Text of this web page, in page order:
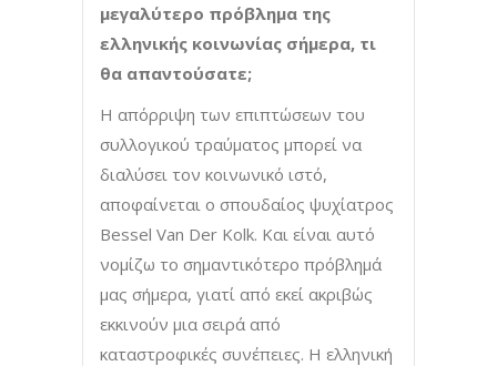
μεγαλύτερο πρόβλημα της
ελληνικής κοινωνίας σήμερα, τι
θα απαντούσατε;
Η απόρριψη των επιπτώσεων του
συλλογικού τραύματος μπορεί να
διαλύσει τον κοινωνικό ιστό,
αποφαίνεται ο σπουδαίος ψυχίατρος
Bessel Van Der Kolk. Και είναι αυτό
νομίζω το σημαντικότερο πρόβλημά
μας σήμερα, γιατί από εκεί ακριβώς
εκκινούν μια σειρά από
καταστροφικές συνέπειες. Η ελληνική